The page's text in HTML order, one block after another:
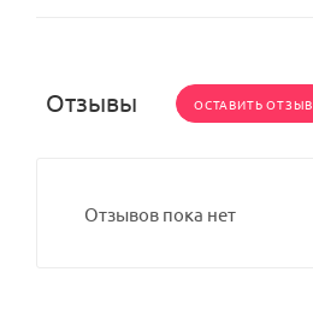
Отзывы ОСТАВИТЬ ОТЗЫВ
Отзывов пока нет